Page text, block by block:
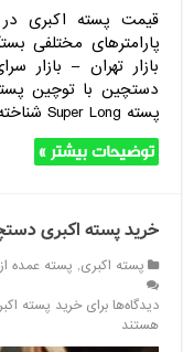
قیمت پسته اکبری
پارامترهای مختلفی
بازار تهران –
دستچین با توچین
پسته Super Long شناخته می …
توضیحات بیشتر »
خرید پسته اکبری
پسته اکبری, پسته عمده
دیدگاه‌هابرای خرید پسته
هستند